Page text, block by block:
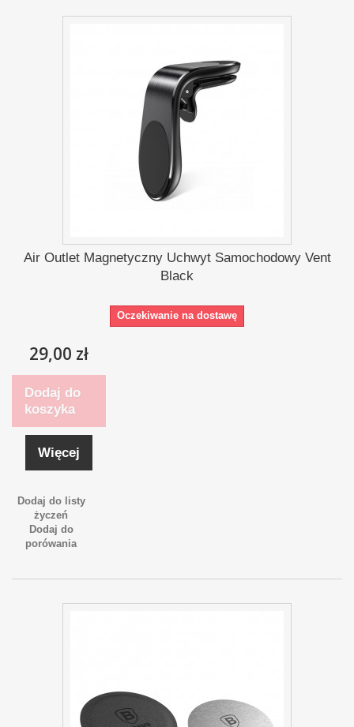
Air Outlet Magnetyczny Uchwyt Samochodowy Vent
Black
Oczekiwanie na dostawę
29,00 zł
Dodaj do
koszyka
Więcej
Dodaj do listy
życzeń
Dodaj do
porówania